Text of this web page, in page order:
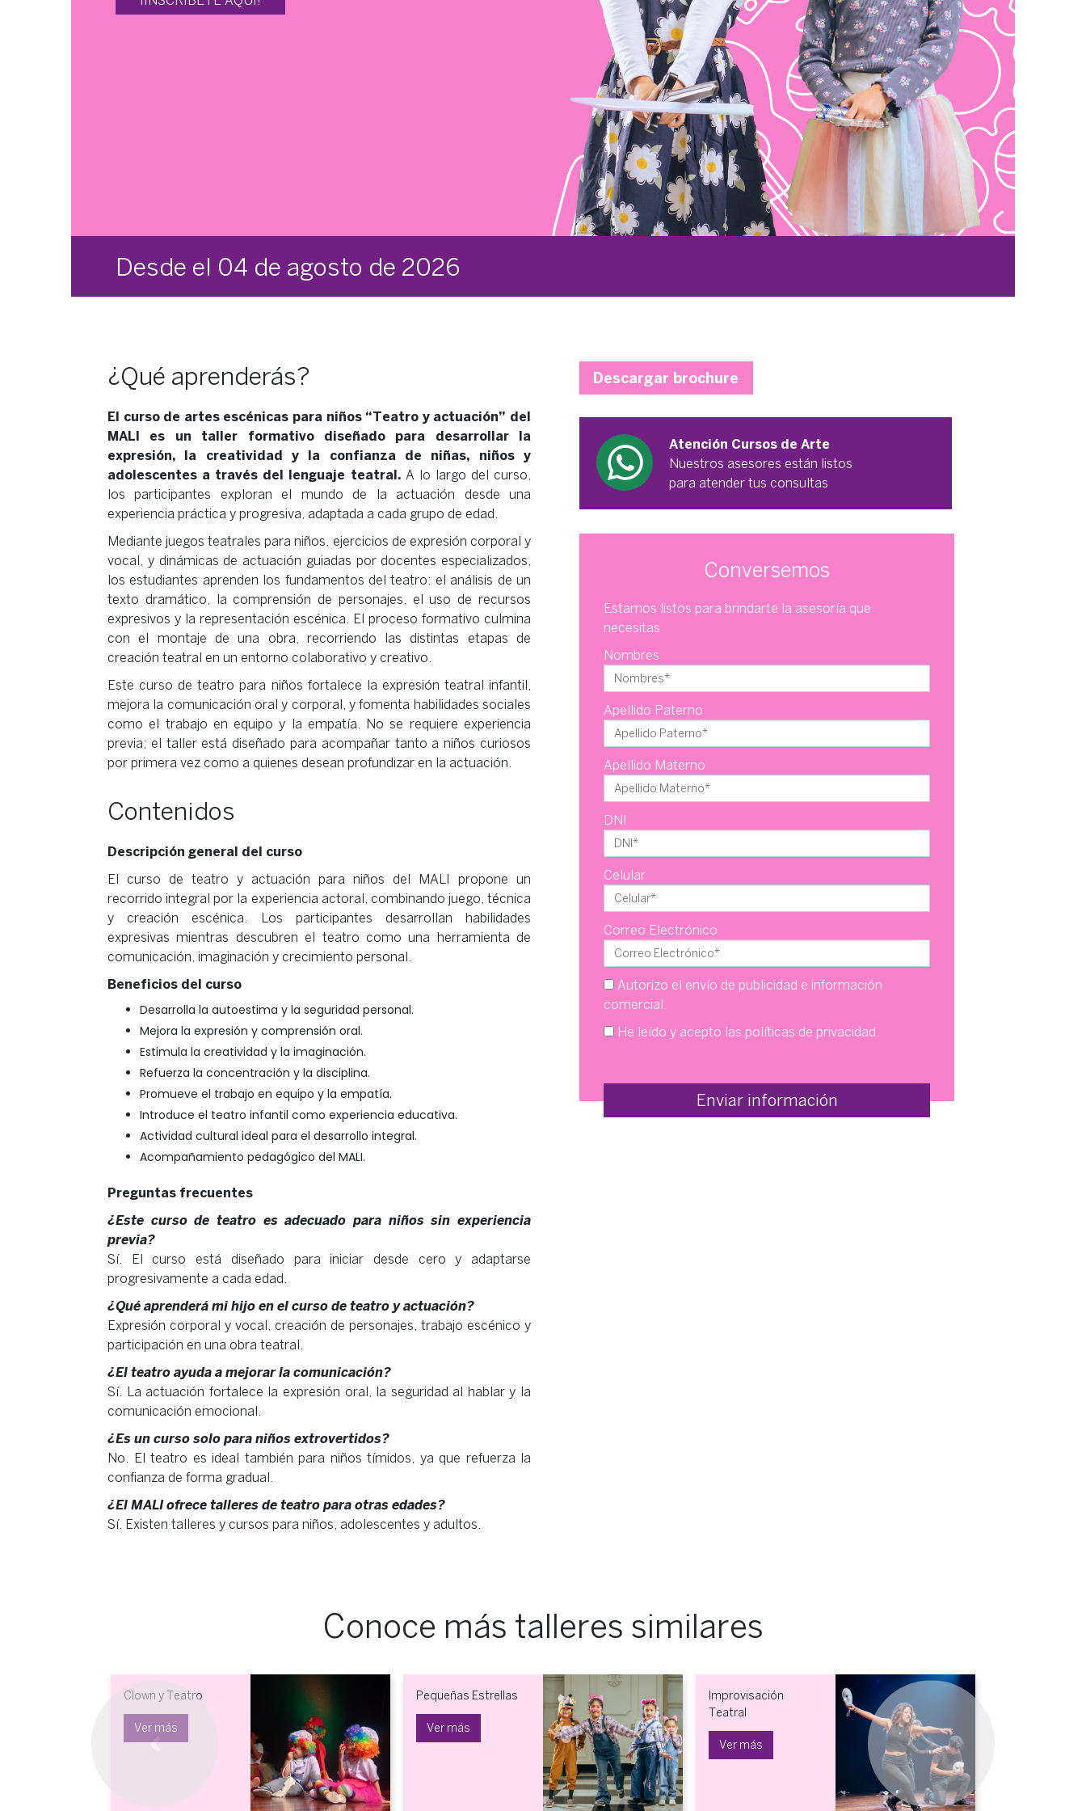
Desde el 04 de agosto de 2026
¿Qué aprenderás?
El curso de artes escénicas para niños “Teatro y actuación” del
MALI es un taller formativo diseñado para desarrollar la
expresión, la creatividad y la confianza de niñas, niños y
adolescentes a través del lenguaje teatral.A lo largo del curso,
los participantes exploran el mundo de la actuación desde una
experiencia práctica y progresiva, adaptada a cada grupo de edad.
Mediante juegos teatrales para niños, ejercicios de expresión corporal y
vocal, y dinámicas de actuación guiadas por docentes especializados,
los estudiantes aprenden los fundamentos del teatro: el análisis de un
texto dramático, la comprensión de personajes, el uso de recursos
expresivos y la representación escénica. El proceso formativo culmina
con el montaje de una obra, recorriendo las distintas etapas de
creación teatral en un entorno colaborativo y creativo.
Este curso de teatro para niños fortalece la expresión teatral infantil,
mejora la comunicación oral y corporal, y fomenta habilidades sociales
como el trabajo en equipo y la empatía. No se requiere experiencia
previa; el taller está diseñado para acompañar tanto a niños curiosos
por primera vez como a quienes desean profundizar en la actuación.
Contenidos
Descripción general del curso
El curso de teatro y actuación para niños del MALI propone un
recorrido integral por la experiencia actoral, combinando juego, técnica
y creación escénica. Los participantes desarrollan habilidades
expresivas mientras descubren el teatro como una herramienta de
comunicación, imaginación y crecimiento personal.
Beneficios del curso
Desarrolla la autoestima y la seguridad personal.
Mejora la expresión y comprensión oral.
Estimula la creatividad y la imaginación.
Refuerza la concentración y la disciplina.
Promueve el trabajo en equipo y la empatía.
Introduce el teatro infantil como experiencia educativa.
Actividad cultural ideal para el desarrollo integral.
Acompañamiento pedagógico del MALI.
Preguntas frecuentes
¿Este curso de teatro es adecuado para niños sin experiencia
previa?
Sí. El curso está diseñado para iniciar desde cero y adaptarse
progresivamente a cada edad.
¿Qué aprenderá mi hijo en el curso de teatro y actuación?
Expresión corporal y vocal, creación de personajes, trabajo escénico y
participación en una obra teatral.
¿El teatro ayuda a mejorar la comunicación?
Sí. La actuación fortalece la expresión oral, la seguridad al hablar y la
comunicación emocional.
¿Es un curso solo para niños extrovertidos?
No. El teatro es ideal también para niños tímidos, ya que refuerza la
confianza de forma gradual.
¿El MALI ofrece talleres de teatro para otras edades?
Sí. Existen talleres y cursos para niños, adolescentes y adultos.
Descargar brochure
Atención Cursos de Arte
Nuestros asesores están listos
para atender tus consultas
Conversemos
Estamos listos para brindarte la asesoría que
necesitas
Nombres
Apellido Paterno
Apellido Materno
DNI
Celular
Correo Electrónico
Autorizo el envío de publicidad e información
comercial.
He leído y acepto las políticas de privacidad
Conoce más talleres similares
Clown y Teatro
Ver más
Pequeñas Estrellas
Ver más
Improvisación
Teatral
Ver más
Next